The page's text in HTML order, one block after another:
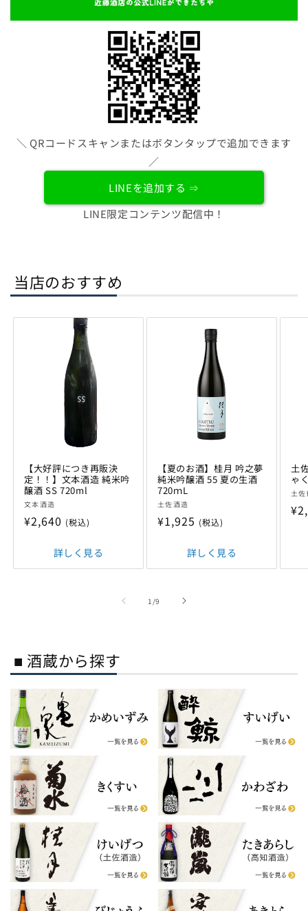
＼ QRコードスキャンまたはボタンタップで追加できます
／
LINEを追加する ⇒
LINE限定コンテンツ配信中！
当店のおすすめ
【大好評につき再販決
定！！】文本酒造 純米吟
醸酒 SS 720ml
販
売
文本酒造
通
格
¥2,640 (税込)
詳しく見る
【夏のお酒】桂月 吟之夢
純米吟醸酒 55 夏の生酒
720ｍL
販
売
土佐酒造
通
格
¥1,925 (税込)
詳しく見る
土
ゃ
販
売
土
通
1 /の
9
■ 酒蔵から探す